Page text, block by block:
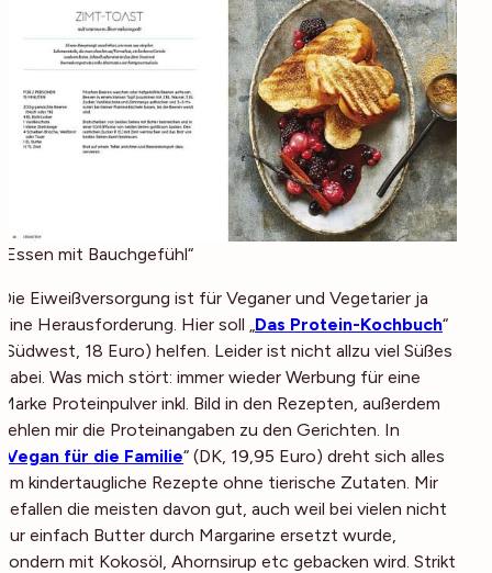
„Essen mit Bauchgefühl“
Die Eiweißversorgung ist für Veganer und Vegetarier ja
eine Herausforderung. Hier soll „ Das Protein-Kochbuch“
(Südwest, 18 Euro) helfen. Leider ist nicht allzu viel Süßes
dabei. Was mich stört: immer wieder Werbung für eine
Marke Proteinpulver inkl. Bild in den Rezepten, außerdem
fehlen mir die Proteinangaben zu den Gerichten. In
Vegan für die Familie“ (DK, 19,95 Euro) dreht sich alles
um kindertaugliche Rezepte ohne tierische Zutaten. Mir
gefallen die meisten davon gut, auch weil bei vielen nicht
nur einfach Butter durch Margarine ersetzt wurde,
sondern mit Kokosöl, Ahornsirup etc gebacken wird. Strikt